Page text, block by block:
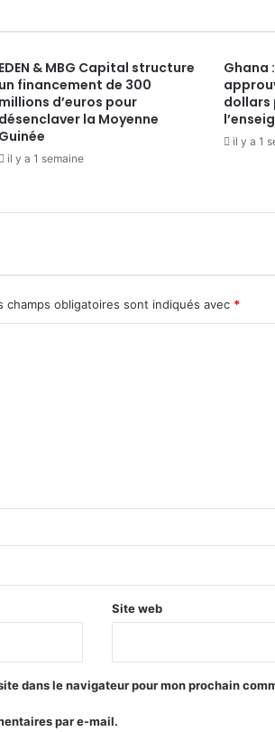
EDEN & MBG Capital structure
un financement de 300
millions d’euros pour
désenclaver la Moyenne
Guinée
il y a 1 semaine
Ghana
dollars
il y a 1
champs obligatoires sont indiqués avec *
Site web
dans le navigateur pour mon prochain
par e-mail.